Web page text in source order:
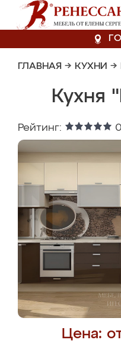
ГЛАВНАЯ → КУХНИ →
Кухня
Рейтинг:
Цена: